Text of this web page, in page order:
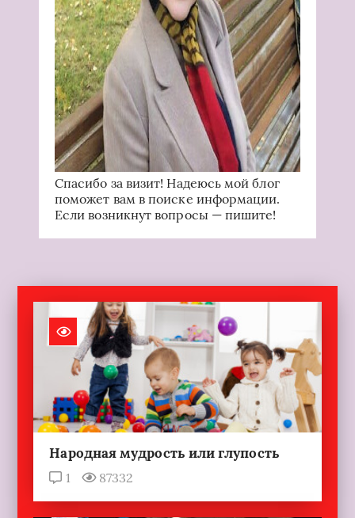
Спасибо за визит! Надеюсь мой блог
поможет вам в поиске информации.
Если возникнут вопросы — пишите!
Народная мудрость или глупость
1 87332